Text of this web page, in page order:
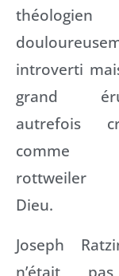
théologien
introverti
grand
autrefois
rottweiler
Dieu.
Joseph
n’était